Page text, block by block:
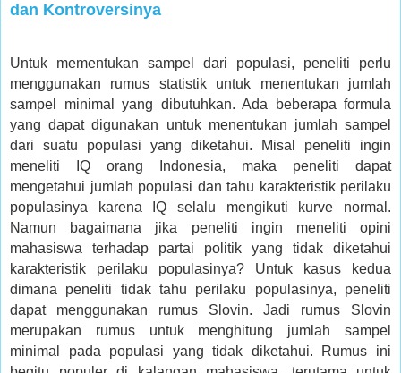
dan Kontroversinya
Untuk mementukan sampel dari populasi, peneliti perlu
menggunakan rumus statistik untuk menentukan jumlah
sampel minimal yang dibutuhkan. Ada beberapa formula
yang dapat digunakan untuk menentukan jumlah sampel
dari suatu populasi yang diketahui. Misal peneliti ingin
meneliti IQ orang Indonesia, maka peneliti dapat
mengetahui jumlah populasi dan tahu karakteristik perilaku
populasinya karena IQ selalu mengikuti kurve normal.
Namun bagaimana jika peneliti ingin meneliti opini
mahasiswa terhadap partai politik yang tidak diketahui
karakteristik perilaku populasinya? Untuk kasus kedua
dimana peneliti tidak tahu perilaku populasinya, peneliti
dapat menggunakan rumus Slovin. Jadi rumus Slovin
merupakan rumus untuk menghitung jumlah sampel
minimal pada populasi yang tidak diketahui. Rumus ini